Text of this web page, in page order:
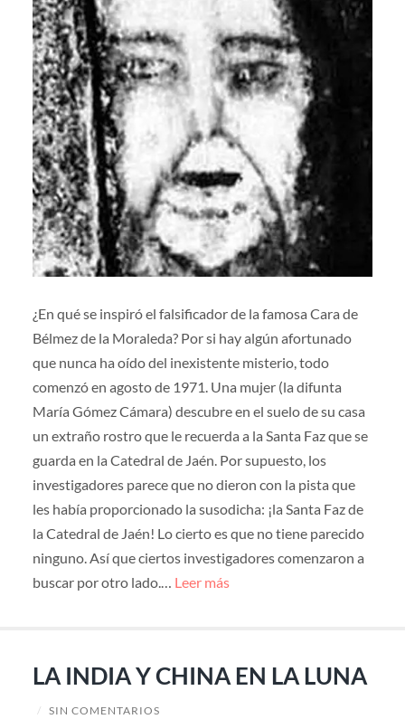
¿En qué se inspiró el falsificador de la famosa Cara de
Bélmez de la Moraleda? Por si hay algún afortunado
que nunca ha oído del inexistente misterio, todo
comenzó en agosto de 1971. Una mujer (la difunta
María Gómez Cámara) descubre en el suelo de su casa
un extraño rostro que le recuerda a la Santa Faz que se
guarda en la Catedral de Jaén. Por supuesto, los
investigadores parece que no dieron con la pista que
les había proporcionado la susodicha: ¡la Santa Faz de
la Catedral de Jaén! Lo cierto es que no tiene parecido
ninguno. Así que ciertos investigadores comenzaron a
buscar por otro lado.… Leer más
LA INDIA Y CHINA EN LA LUNA
/ SIN COMENTARIOS